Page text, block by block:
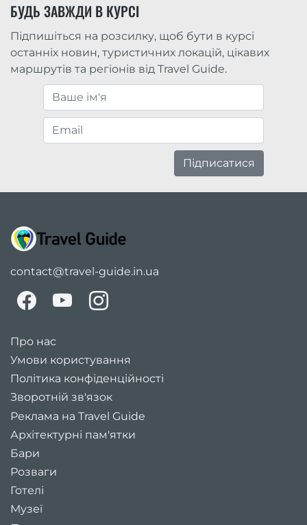
БУДЬ ЗАВЖДИ В КУРСІ
Підпишіться на розсилку, щоб бути в курсі
останніх новин, туристичних локацій, цікавих
маршрутів та регіонів від Travel Guide.
Підписатися
contact@travel-guide.in.ua
Про нас
Умови користування
Політика конфіденційності
Зворотній зв'язок
Реклама на Travel Guide
Архітектурні пам'ятки
Бари
Розваги
Готелі
Музеї